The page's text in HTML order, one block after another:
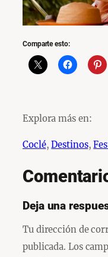
Comparte esto:
Explora más en:
Coclé, Destinos,
Deja una
Tu dirección de
publicada. Los